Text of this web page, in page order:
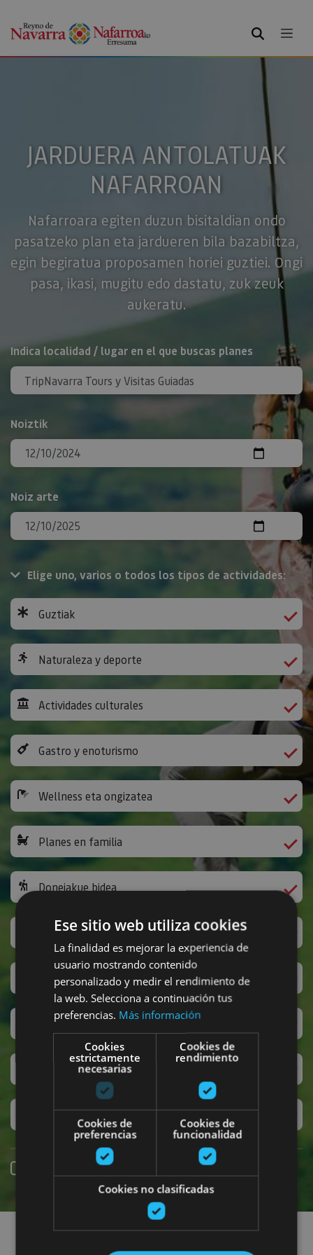
BILATU
JARDUERA ANTOLATUAK
NAFARROAN
Nafarroara egiten duzun bisitaldian ondo
pasatzeko plan eta jardueren bila bazabiltza,
egin begiratua proposamen horiei guztiei. Ongi
pasa, ikasi, mugitu edo dastatu, zuk zeuk
aukeratu.
BILATU
Indica localidad / lugar en el que buscas planes
Noiztik
Noiz arte
Elige uno, varios o todos los tipos de actividades:
Guztiak
Naturaleza y deporte
Actividades culturales
Gastro y enoturismo
Wellness eta ongizatea
Planes en familia
Donejakue bidea
Jarduera ludikoak eta bestelakoak
Sanferminak
Accesibilidad
Turismo regenerativo
Experiencias exclusivas
Online erreserba
Planak aurkitu
Ese sitio web utiliza cookies
La finalidad es mejorar la experiencia de
usuario mostrando contenido
personalizado y medir el rendimiento de
la web. Selecciona a continuación tus
preferencias. Más información
Cookies
estrictamente
necesarias
Cookies de
rendimiento
Cookies de
preferencias
Cookies de
funcionalidad
Cookies no clasificadas